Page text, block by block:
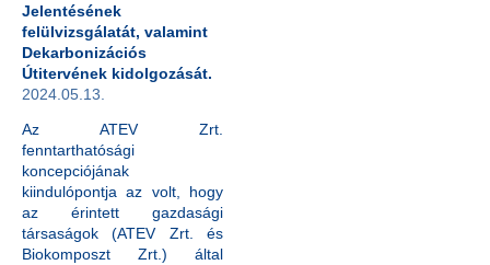
Jelentésének
felülvizsgálatát, valamint
Dekarbonizációs
Útitervének kidolgozását.
2024.05.13.
Az ATEV Zrt.
fenntarthatósági
koncepciójának
kiindulópontja az volt, hogy
az érintett gazdasági
társaságok (ATEV Zrt. és
Biokomposzt Zrt.) által